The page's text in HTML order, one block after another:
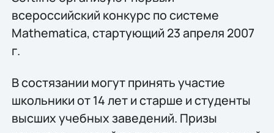
всероссийский конкурс по системе
Мathematica, стартующий 23 апреля 2007
г.
В состязании могут принять участие
школьники от 14 лет и старше и студенты
высших учебных заведений. Призы